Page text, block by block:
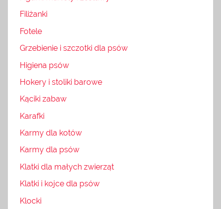
Filiżanki
Fotele
Grzebienie i szczotki dla psów
Higiena psów
Hokery i stoliki barowe
Kąciki zabaw
Karafki
Karmy dla kotów
Karmy dla psów
Klatki dla małych zwierząt
Klatki i kojce dla psów
Klocki